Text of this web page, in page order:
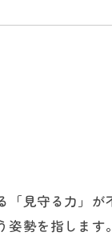
術
る視点
見守る力」
勢を指しま